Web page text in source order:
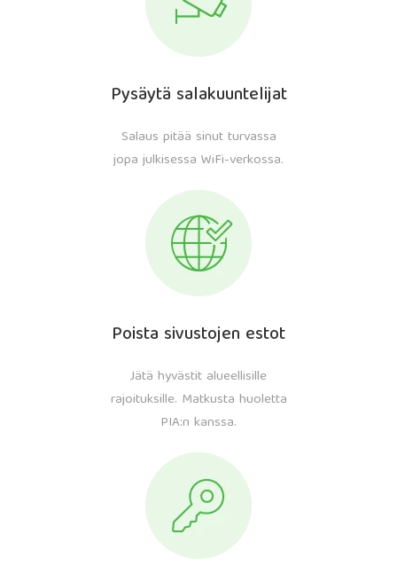
Pysäytä salakuuntelijat
Salaus pitää sinut turvassa
jopa julkisessa WiFi-verkossa.
Poista sivustojen estot
Jätä hyvästit alueellisille
rajoituksille. Matkusta huoletta
PIA:n kanssa.